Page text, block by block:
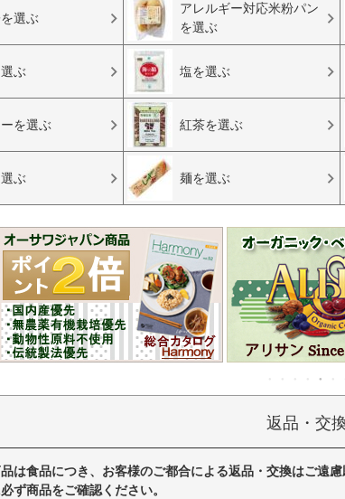
選ぶ
アレルギー対応米粉パン
を選ぶ
ぶ 塩を選ぶ
を選ぶ 紅茶を選ぶ
ぶ 麺を選ぶ
返品・交
は食品につき、お客様のご都合による返品・交換はご遠慮
ず商品をご確認ください。